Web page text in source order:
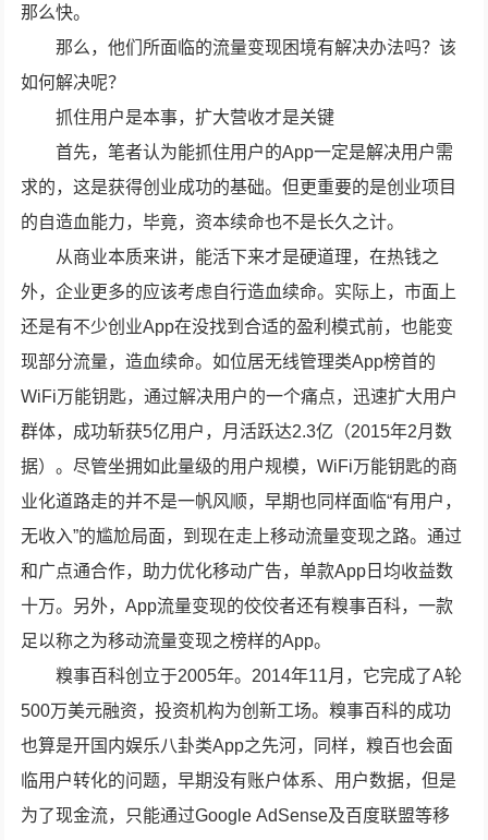
那么快。
那么，他们所面临的流量变现困境有解决办法吗？该
如何解决呢？
抓住用户是本事，扩大营收才是关键
首先，笔者认为能抓住用户的App一定是解决用户需
求的，这是获得创业成功的基础。但更重要的是创业项目
的自造血能力，毕竟，资本续命也不是长久之计。
从商业本质来讲，能活下来才是硬道理，在热钱之
外，企业更多的应该考虑自行造血续命。实际上，市面上
还是有不少创业App在没找到合适的盈利模式前，也能变
现部分流量，造血续命。如位居无线管理类App榜首的
WiFi万能钥匙，通过解决用户的一个痛点，迅速扩大用户
群体，成功斩获5亿用户，月活跃达2.3亿（2015年2月数
据）。尽管坐拥如此量级的用户规模，WiFi万能钥匙的商
业化道路走的并不是一帆风顺，早期也同样面临“有用户，
无收入”的尴尬局面，到现在走上移动流量变现之路。通过
和广点通合作，助力优化移动广告，单款App日均收益数
十万。另外，App流量变现的佼佼者还有糗事百科，一款
足以称之为移动流量变现之榜样的App。
糗事百科创立于2005年。2014年11月，它完成了A轮
500万美元融资，投资机构为创新工场。糗事百科的成功
也算是开国内娱乐八卦类App之先河，同样，糗百也会面
临用户转化的问题，早期没有账户体系、用户数据，但是
为了现金流，只能通过Google AdSense及百度联盟等移